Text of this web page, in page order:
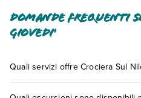
Domande frequenti
Giovedi'
Quali servizi offre Crociera Sul